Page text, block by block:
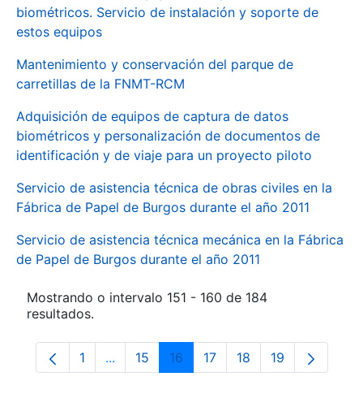
biométricos. Servicio de instalación y soporte de
estos equipos
Mantenimiento y conservación del parque de
carretillas de la FNMT-RCM
Adquisición de equipos de captura de datos
biométricos y personalización de documentos de
identificación y de viaje para un proyecto piloto
Servicio de asistencia técnica de obras civiles en la
Fábrica de Papel de Burgos durante el año 2011
Servicio de asistencia técnica mecánica en la Fábrica
de Papel de Burgos durante el año 2011
Mostrando o intervalo 151 - 160 de 184
resultados.
Páxina
1 ...Páxinas intermedias Use pestaña para
Páxina
15 Páxina
16 Páxina
17 Páxina
18 Páxina
19